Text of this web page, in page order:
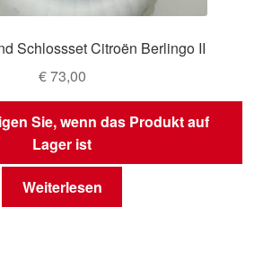
Schlossset Citroën Berlingo II
€73,00
Sie, wenn das Produkt auf
Lager ist
Weiterlesen